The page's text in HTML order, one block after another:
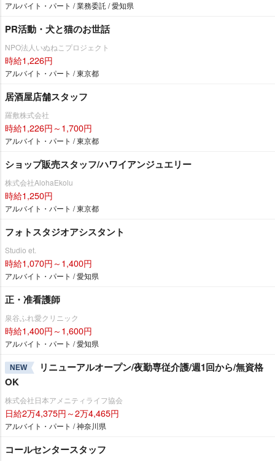
アルバイト・パート / 業務委託 / 愛知県
PR活動・犬と猫のお世話
NPO法人いぬねこプロジェクト
時給1,226円
アルバイト・パート / 東京都
居酒屋店舗スタッフ
羅敷株式会社
時給1,226円～1,700円
アルバイト・パート / 東京都
ショップ販売スタッフ/ハワイアンジュエリー
株式会社AlohaEkolu
時給1,250円
アルバイト・パート / 東京都
フォトスタジオアシスタント
Studio et.
時給1,070円～1,400円
アルバイト・パート / 愛知県
正・准看護師
泉谷ふれ愛クリニック
時給1,400円～1,600円
アルバイト・パート / 愛知県
NEW
リニューアルオープン/夜勤専従介護/週1回から/無資格
OK
株式会社日本アメニティライフ協会
日給2万4,375円～2万4,465円
アルバイト・パート / 神奈川県
コールセンタースタッフ